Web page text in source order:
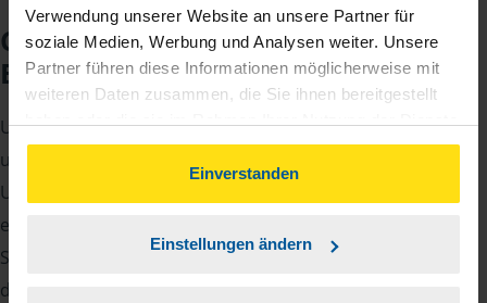
Verwendung unserer Website an unsere Partner für
soziale Medien, Werbung und Analysen weiter. Unsere
Partner führen diese Informationen möglicherweise mit
weiteren Daten zusammen, die Sie ihnen bereitgestellt
gesammelt haben. Indem Sie auf Einverstanden klicken,
können Sie der Verwendung von Cookies, gemäß
unserer
Einverstanden
Einstellungen ändern
Checkliste für Ihr
Beratungsgespräch
Um Ihre Steuererklärung erstellen zu können, benötigen
unsere Beraterinnen und Berater eine Reihe von
Unterlagen von Ihnen. Dazu gehört beispielsweise die
elektronische Lohnsteuerbescheinigung, Ihre
Steueridentifikationsnummer, der Rentenbescheid oder
die Bescheinigung über das Kindergeld.